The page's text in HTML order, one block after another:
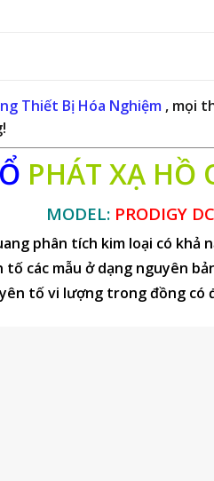
Thiết Bị Hóa Nghiệm , mọi
PHÁT XẠ HỒ
MODEL: PRODIGY
phân tích kim loại có khả
các mẫu ở dạng nguyên
tố vi lượng trong đồng